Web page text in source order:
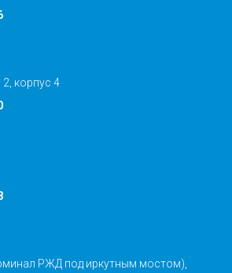
корпус 4
РЖД под иркутным мостом),